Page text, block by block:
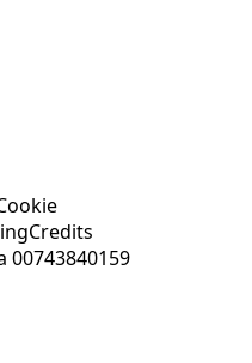
Credits
00743840159